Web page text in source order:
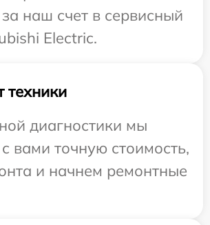
наш счет в сервисный
Electric.
техники
диагностики мы
вами точную стоимость,
и начнем ремонтные